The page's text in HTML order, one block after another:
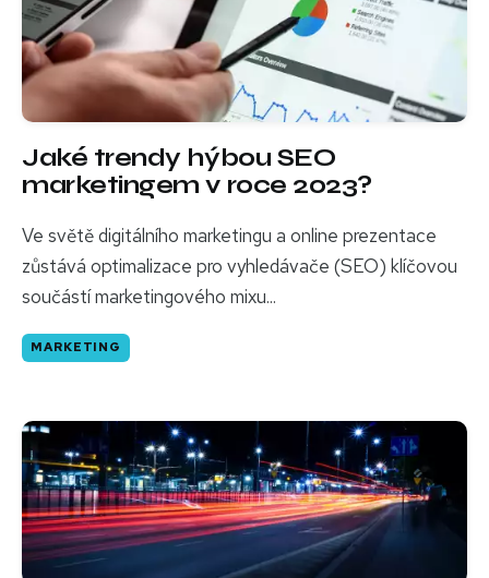
Jaké trendy hýbou SEO
marketingem v roce 2023?
Ve světě digitálního marketingu a online prezentace
zůstává optimalizace pro vyhledávače (SEO) klíčovou
součástí marketingového mixu...
MARKETING